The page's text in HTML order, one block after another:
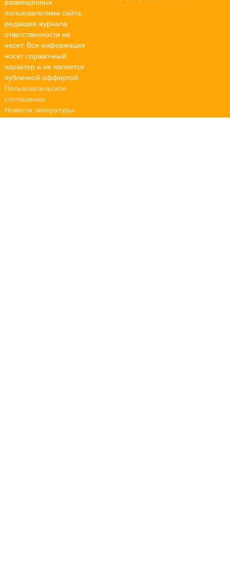
размещенных
пользователями сайта,
редакция журнала
ответственности не
несет. Вся информация
носит справочный
характер и не является
публичной оффертой.
Пользовательское
соглашение
Новости литературы